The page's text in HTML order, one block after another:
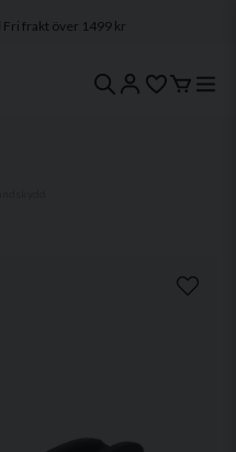
🇸🇪 Svenskt lager